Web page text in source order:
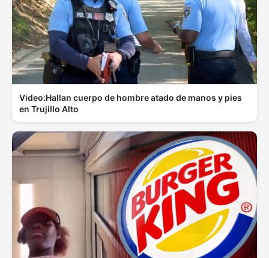
Video:Hallan cuerpo de hombre atado de manos y pies
en Trujillo Alto